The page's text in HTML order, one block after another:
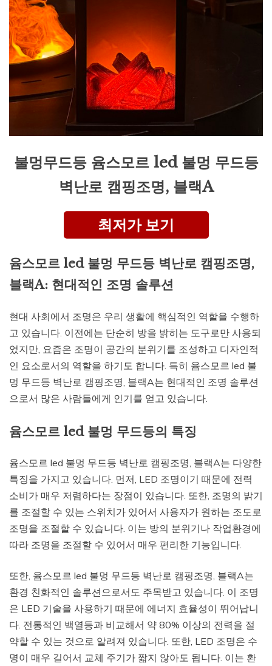
불멍무드등 윰스모르 led 불멍 무드등
벽난로 캠핑조명, 블랙A
최저가 보기
윰스모르 led 불멍 무드등 벽난로 캠핑조명,
블랙A: 현대적인 조명 솔루션
현대 사회에서 조명은 우리 생활에 핵심적인 역할을 수행하
고 있습니다. 이전에는 단순히 방을 밝히는 도구로만 사용되
었지만, 요즘은 조명이 공간의 분위기를 조성하고 디자인적
인 요소로서의 역할을 하기도 합니다. 특히 윰스모르 led 불
멍 무드등 벽난로 캠핑조명, 블랙A는 현대적인 조명 솔루션
으로서 많은 사람들에게 인기를 얻고 있습니다.
윰스모르 led 불멍 무드등의 특징
윰스모르 led 불멍 무드등 벽난로 캠핑조명, 블랙A는 다양한
특징을 가지고 있습니다. 먼저, LED 조명이기 때문에 전력
소비가 매우 저렴하다는 장점이 있습니다. 또한, 조명의 밝기
를 조절할 수 있는 스위치가 있어서 사용자가 원하는 조도로
조명을 조절할 수 있습니다. 이는 방의 분위기나 작업환경에
따라 조명을 조절할 수 있어서 매우 편리한 기능입니다.
또한, 윰스모르 led 불멍 무드등 벽난로 캠핑조명, 블랙A는
환경 친화적인 솔루션으로서도 주목받고 있습니다. 이 조명
은 LED 기술을 사용하기 때문에 에너지 효율성이 뛰어납니
다. 전통적인 백열등과 비교해서 약 80% 이상의 전력을 절
약할 수 있는 것으로 알려져 있습니다. 또한, LED 조명은 수
명이 매우 길어서 교체 주기가 짧지 않아도 됩니다. 이는 환